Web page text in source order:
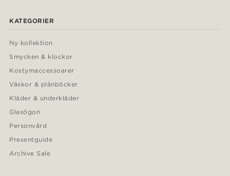
KATEGORIER
Ny kollektion
Smycken & klockor
Kostymaccessoarer
Väskor & plånböcker
Kläder & underkläder
Glasögon
Personvård
Presentguide
Archive Sale